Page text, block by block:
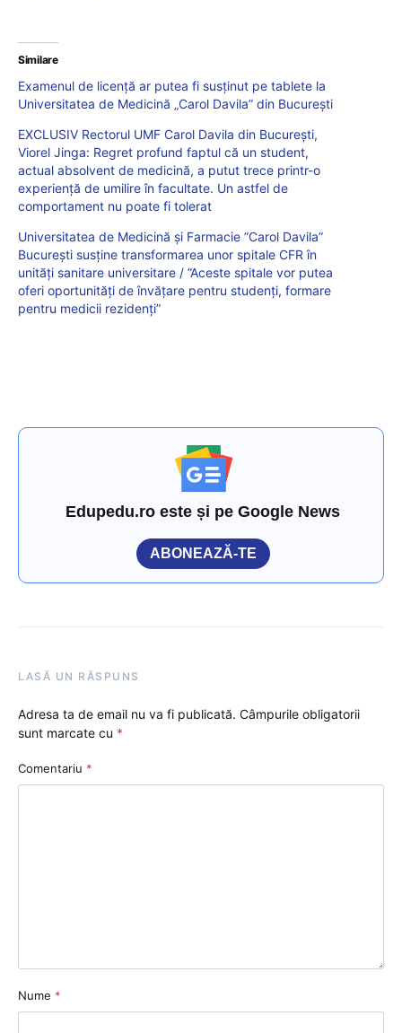
Similare
Examenul de licență ar putea fi susținut pe tablete la
Universitatea de Medicină „Carol Davila” din București
EXCLUSIV Rectorul UMF Carol Davila din București,
Viorel Jinga: Regret profund faptul că un student,
actual absolvent de medicină, a putut trece printr-o
experiență de umilire în facultate. Un astfel de
comportament nu poate fi tolerat
Universitatea de Medicină şi Farmacie ”Carol Davila”
Bucureşti susţine transformarea unor spitale CFR în
unităţi sanitare universitare / ”Aceste spitale vor putea
oferi oportunităţi de învăţare pentru studenţi, formare
pentru medicii rezidenţi”
Edupedu.ro este și pe Google News
ABONEAZĂ-TE
LASĂ UN RĂSPUNS
Adresa ta de email nu va fi publicată. Câmpurile obligatorii
sunt marcate cu *
Comentariu *
Nume *